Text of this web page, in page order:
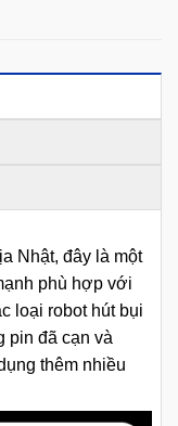
Nhật, đây là một
phù hợp với
loại robot hút bụi
pin đã cạn và
thêm nhiều